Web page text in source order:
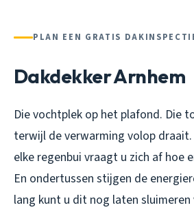
PLAN EEN GRATIS
Dakdekker Arnhem
Die vochtplek op het plafond. Die
terwijl de verwarming volop
elke regenbui vraagt u zich af hoe
En ondertussen stijgen de
lang kunt u dit nog laten